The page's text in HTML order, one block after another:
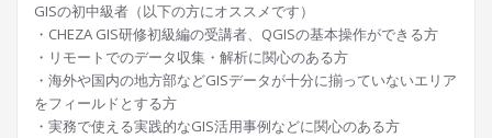
GISの初中級者（以下の方にオススメです）
・CHEZA GIS研修初級編の受講者、QGISの基本操作ができる方
・リモートでのデータ収集・解析に関心のある方
・海外や国内の地方部などGISデータが十分に揃っていないエリア
をフィールドとする方
・実務で使える実践的なGIS活用事例などに関心のある方